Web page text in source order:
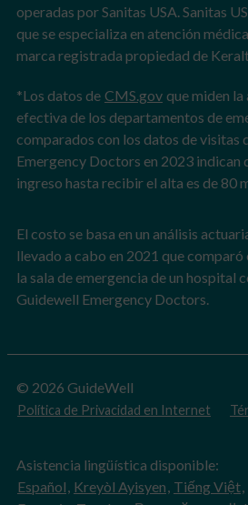
operadas por Sanitas USA. Sanitas
que se especializa en atención
marca registrada propiedad de
*Los datos de CMS.gov que miden
efectiva de los departamentos de
comparados con los datos de visitas
Emergency Doctors en 2023 indican
ingreso hasta recibir el alta es de 80
El costo se basa en un análisis
llevado a cabo en 2021 que comparó
la sala de emergencia de un hospital
Guidewell Emergency Doctors.
© 2026 GuideWell
Política de Privacidad en Internet
Asistencia lingüística disponible:
Español, Kreyòl Ayisyen, Tiếng Việt,